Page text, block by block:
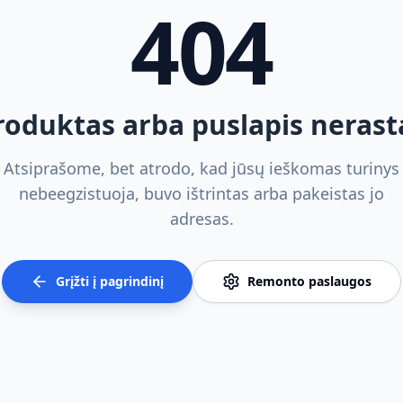
404
arba puslapis
Atsiprašome, bet atrodo, kad jūsų ieškomas turinys
nebeegzistuoja, buvo ištrintas arba pakeistas jo
adresas.
Grįžti į pagrindinį Remonto paslaugos